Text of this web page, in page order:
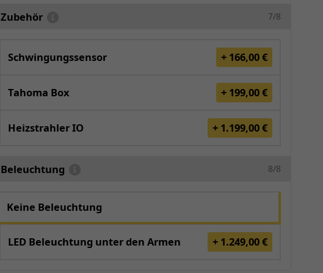
Zubehör 7/8
Schwingungssensor + 166,00 €
Tahoma Box + 199,00 €
Heizstrahler IO + 1.199,00 €
Beleuchtung 8/8
Keine Beleuchtung
LED Beleuchtung unter den Armen + 1.249,00 €